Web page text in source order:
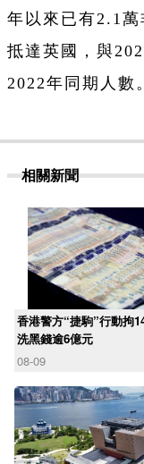
年以來已有2.1
抵達英國，與
2022年同期人數
相關新聞
香港警方“捷駒”行動拘
洗黑錢逾6億元
08-09